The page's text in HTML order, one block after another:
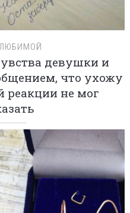
девушки и
что ухожу
реакции не мог